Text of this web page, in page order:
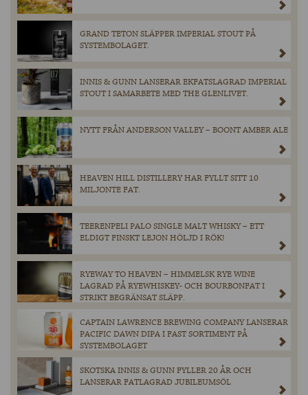
GRAND TETON SLÄPPER IMPERIAL STOUT PÅ
SYSTEMBOLAGET.
INNIS & GUNN LANSERAR EKFATSLAGRAD IMPERIAL
STOUT I SAMARBETE MED THE GLENLIVET.
NYTT FRÅN ANDERSON VALLEY – BOONT AMBER ALE
HEAVEN HILL DISTILLERY HAR FYLLT SITT 10
MILJONTE FAT.
TEERENPELI PALO SINGLE MALT WHISKY – ETT
ELDIGT FINSKT LEJON HÖLJD I RÖK!
RYEWAY TO HEAVEN – HIMMELSK RYE WINE
LAGRAD PÅ RYEWHISKEY- OCH BOURBONFAT I
STRIKT BEGRÄNSAT SLÄPP.
CAPTAIN LAWRENCE BREWING COMPANY LANSERAR
PACIFIC DAWN DIPA I FAST SORTIMENT PÅ
SYSTEMBOLAGET
SKOTSKA INNIS & GUNN FYLLER 20 ÅR OCH
LANSERAR FATLAGRAD JUBILEUMSÖL